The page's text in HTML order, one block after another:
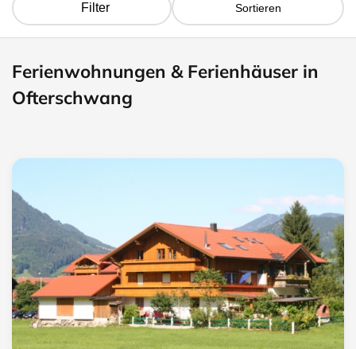
Filter Sortieren
Ferienwohnungen & Ferienhäuser in
Ofterschwang